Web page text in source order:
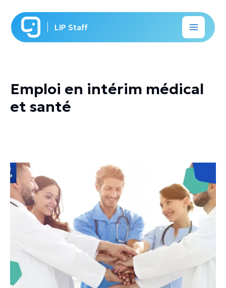
contenu
LIP Staff
Emploi en intérim médical
et santé